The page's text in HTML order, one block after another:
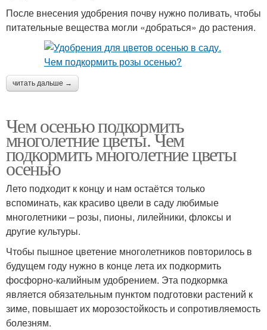
После внесения удобрения почву нужно поливать, чтобы
питательные вещества могли «добраться» до растения.
читать дальше →
Чем осенью подкормить
многолетние цветы. Чем
подкормить многолетние цветы
осенью
Лето подходит к концу и нам остаётся только
вспоминать, как красиво цвели в саду любимые
многолетники – розы, пионы, лилейники, флоксы и
другие культуры.
Чтобы пышное цветение многолетников повторилось в
будущем году нужно в конце лета их подкормить
фосфорно-калийным удобрением. Эта подкормка
является обязательным пунктом подготовки растений к
зиме, повышает их морозостойкость и сопротивляемость
болезням.